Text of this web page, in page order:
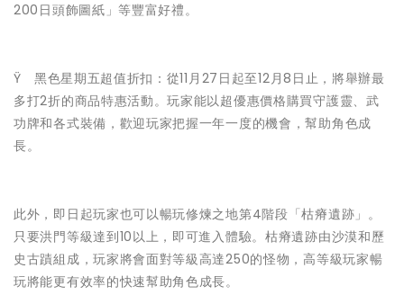
200日頭飾圖紙」等豐富好禮。
Ÿ 黑色星期五超值折扣：從11月27日起至12月8日止，將舉辦最
多打2折的商品特惠活動。玩家能以超優惠價格購買守護靈、武
功牌和各式裝備，歡迎玩家把握一年一度的機會，幫助角色成
長。
此外，即日起玩家也可以暢玩修煉之地第4階段「枯瘠遺跡」。
只要洪門等級達到10以上，即可進入體驗。枯瘠遺跡由沙漠和歷
史古蹟組成，玩家將會面對等級高達250的怪物，高等級玩家暢
玩將能更有效率的快速幫助角色成長。